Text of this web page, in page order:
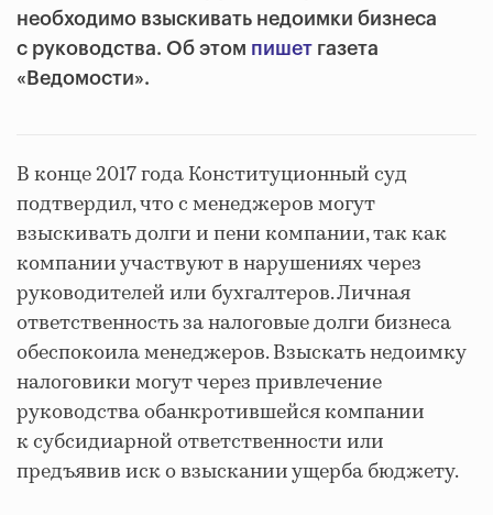
необходимо взыскивать недоимки бизнеса
с руководства. Об этом пишет газета
«Ведомости».
В конце 2017 года Конституционный суд
подтвердил, что с менеджеров могут
взыскивать долги и пени компании, так как
компании участвуют в нарушениях через
руководителей или бухгалтеров. Личная
ответственность за налоговые долги бизнеса
обеспокоила менеджеров. Взыскать недоимку
налоговики могут через привлечение
руководства обанкротившейся компании
к субсидиарной ответственности или
предъявив иск о взыскании ущерба бюджету.